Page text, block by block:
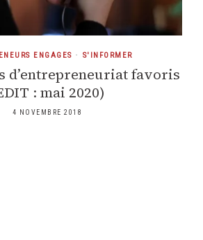
ENGAGES • S'INFORMER
d’entrepreneuriat favoris
: mai 2020)
4 NOVEMBRE 2018